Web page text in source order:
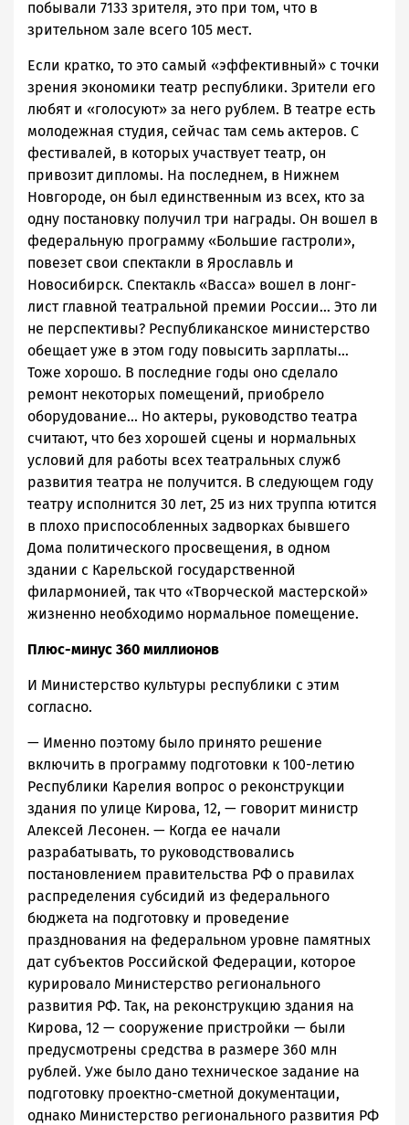
побывали 7133 зрителя, это при том, что в
зрительном зале всего 105 мест.
Если кратко, то это самый «эффективный» с точки
зрения экономики театр республики. Зрители его
любят и «голосуют» за него рублем. В театре есть
молодежная студия, сейчас там семь актеров. С
фестивалей, в которых участвует театр, он
привозит дипломы. На последнем, в Нижнем
Новгороде, он был единственным из всех, кто за
одну постановку получил три награды. Он вошел в
федеральную программу «Большие гастроли»,
повезет свои спектакли в Ярославль и
Новосибирск. Спектакль «Васса» вошел в лонг-
лист главной театральной премии России… Это ли
не перспективы? Республиканское министерство
обещает уже в этом году повысить зарплаты…
Тоже хорошо. В последние годы оно сделало
ремонт некоторых помещений, приобрело
оборудование... Но актеры, руководство театра
считают, что без хорошей сцены и нормальных
условий для работы всех театральных служб
развития театра не получится. В следующем году
театру исполнится 30 лет, 25 из них труппа ютится
в плохо приспособленных задворках бывшего
Дома политического просвещения, в одном
здании с Карельской государственной
филармонией, так что «Творческой мастерской»
жизненно необходимо нормальное помещение.
Плюс-минус 360 миллионов
И Министерство культуры республики с этим
согласно.
— Именно поэтому было принято решение
включить в программу подготовки к 100-летию
Республики Карелия вопрос о реконструкции
здания по улице Кирова, 12, — говорит министр
Алексей Лесонен. — Когда ее начали
разрабатывать, то руководствовались
постановлением правительства РФ о правилах
распределения субсидий из федерального
бюджета на подготовку и проведение
празднования на федеральном уровне памятных
дат субъектов Российской Федерации, которое
курировало Министерство регионального
развития РФ. Так, на реконструкцию здания на
Кирова, 12 — сооружение пристройки — были
предусмотрены средства в размере 360 млн
рублей. Уже было дано техническое задание на
подготовку проектно-сметной документации,
однако Министерство регионального развития РФ